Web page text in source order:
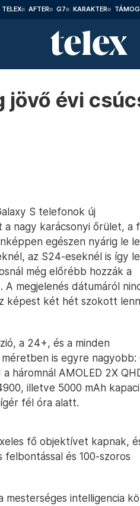
TELEX AFTER G7 KARAKTER
jövő évi
S telefonok új
nagy karácsonyi őrület, a
egészen nyárig le
az S24-eseknél is így
még előrébb hozzák a
megjelenés dátumáról
képest két hét szokott
a 24+, és a minden
is egyre nagyobb:
háromnál AMOLED 2X
illetve 5000 mAh
fél óra alatt.
fő objektívet kapnak,
és 100-szoros
intelligencia